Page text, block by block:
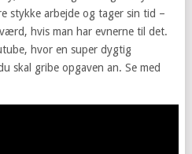
stykke arbejde og tager sin tid –
hvis man har evnerne til det.
hvor en super dygtig
skal gribe opgaven an. Se med